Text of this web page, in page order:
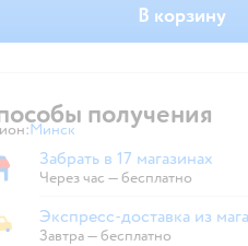
В корзину
получения
Выбор адреса доставки.
Минск
в магазине
Забрать в 17 магазинах
Через час — бесплатно
доставка из магазина
Экспресс-доставка из
Завтра—бесплатно